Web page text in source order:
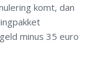
komt, dan
minus 35 euro